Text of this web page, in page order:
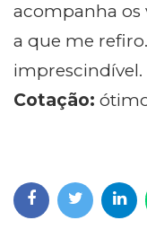
acompanha os
a que me
imprescindível.
Cotação: